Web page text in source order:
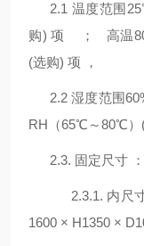
2.1 温度范围
购) 项 ； 高温
(选购) 项 ，
2.2 湿度范围
RH（65℃～80℃）(
2.3. 固定尺寸 ：
2.3.1. 内尺
1600 × H1350 ×